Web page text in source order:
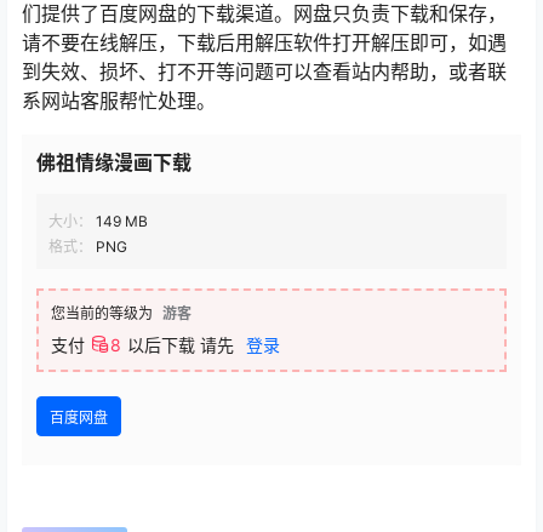
们提供了百度网盘的下载渠道。网盘只负责下载和保存，
请不要在线解压，下载后用解压软件打开解压即可，如遇
到失效、损坏、打不开等问题可以查看站内帮助，或者联
系网站客服帮忙处理。
佛祖情缘漫画下载
大小：
149 MB
格式：
PNG
您当前的等级为 游客
支付 8 以后下载 请先 登录
百度网盘